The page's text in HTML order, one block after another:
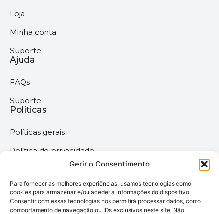
Gerir o Consentimento
Para fornecer as melhores experiências, usamos tecnologias como
cookies para armazenar e/ou aceder a informações do dispositivo.
Consentir com essas tecnologias nos permitirá processar dados, como
comportamento de navegação ou IDs exclusivos neste site. Não
Loja
Minha conta
Suporte
Ajuda
FAQs
Suporte
Políticas
Políticas gerais
Política de privacidade
Termos & Condições
Política de cookies